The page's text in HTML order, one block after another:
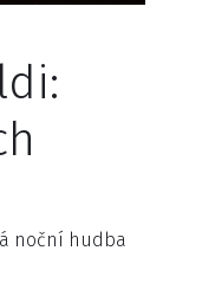
noční hudba